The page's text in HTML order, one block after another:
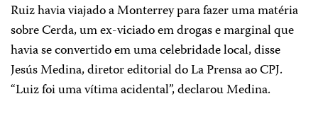
Ruiz havia viajado a Monterrey para fazer uma matéria
sobre Cerda, um ex-viciado em drogas e marginal que
havia se convertido em uma celebridade local, disse
Jesús Medina, diretor editorial do La Prensa ao CPJ.
“Luiz foi uma vítima acidental”, declarou Medina.